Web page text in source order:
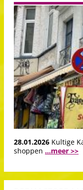
28.01.2026 Kultige
shoppen ...meer >>